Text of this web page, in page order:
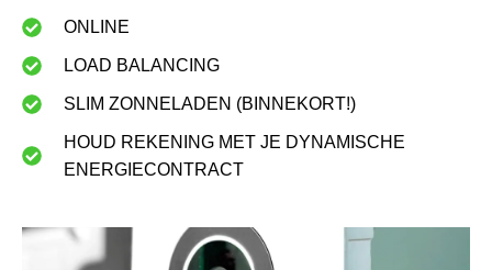
ONLINE
LOAD BALANCING
SLIM ZONNELADEN (BINNEKORT!)
HOUD REKENING MET JE DYNAMISCHE
ENERGIECONTRACT